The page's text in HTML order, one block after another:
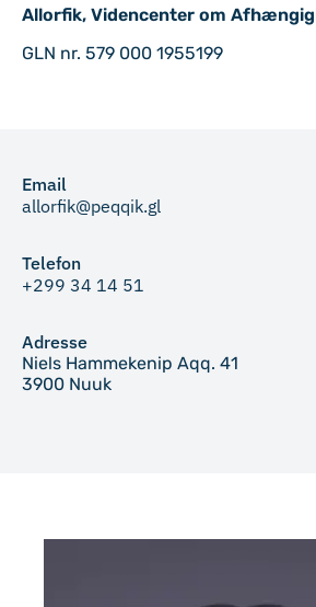
Allorfik, Videncenter om
GLN nr. 579 000 1955199
Email
allorfik@peqqik.gl
Telefon
+299 34 14 51
Adresse
Niels Hammekenip Aqq. 41
3900 Nuuk